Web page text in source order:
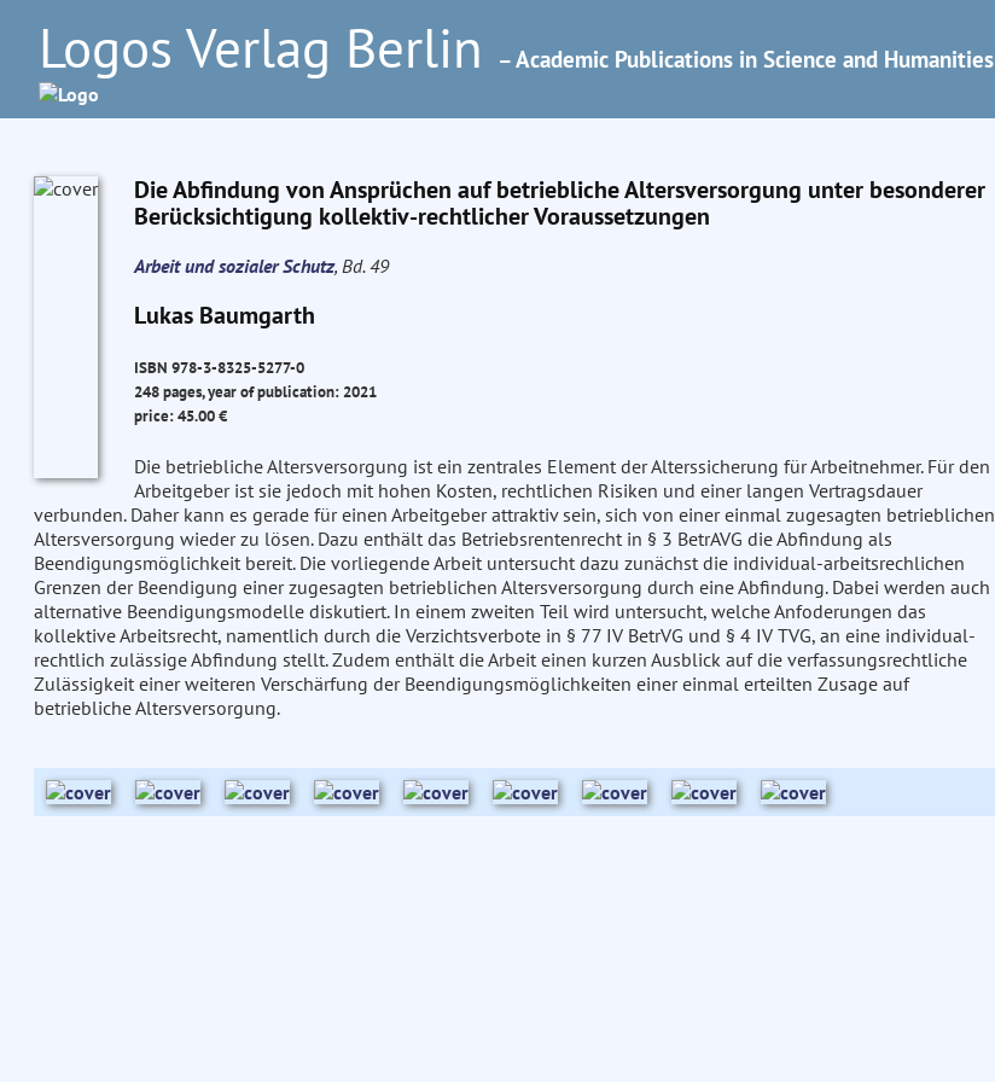
Logos Verlag Berlin – Academic Publications in Science and Humanities
Die Abfindung von Ansprüchen auf betriebliche Altersversorgung unter besonderer
Berücksichtigung kollektiv-rechtlicher Voraussetzungen
Arbeit und sozialer Schutz, Bd. 49
Lukas Baumgarth
ISBN 978-3-8325-5277-0
248 pages, year of publication: 2021
price: 45.00 €
Die betriebliche Altersversorgung ist ein zentrales Element der Alterssicherung für Arbeitnehmer. Für den
Arbeitgeber ist sie jedoch mit hohen Kosten, rechtlichen Risiken und einer langen Vertragsdauer
verbunden. Daher kann es gerade für einen Arbeitgeber attraktiv sein, sich von einer einmal zugesagten betrieblichen
Altersversorgung wieder zu lösen. Dazu enthält das Betriebsrentenrecht in § 3 BetrAVG die Abfindung als
Beendigungsmöglichkeit bereit. Die vorliegende Arbeit untersucht dazu zunächst die individual-arbeitsrechlichen
Grenzen der Beendigung einer zugesagten betrieblichen Altersversorgung durch eine Abfindung. Dabei werden auch
alternative Beendigungsmodelle diskutiert. In einem zweiten Teil wird untersucht, welche Anfoderungen das
kollektive Arbeitsrecht, namentlich durch die Verzichtsverbote in § 77 IV BetrVG und § 4 IV TVG, an eine individual-
rechtlich zulässige Abfindung stellt. Zudem enthält die Arbeit einen kurzen Ausblick auf die verfassungsrechtliche
Zulässigkeit einer weiteren Verschärfung der Beendigungsmöglichkeiten einer einmal erteilten Zusage auf
betriebliche Altersversorgung.